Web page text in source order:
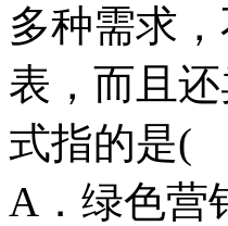
多种需求
表，而且
式指的
A．